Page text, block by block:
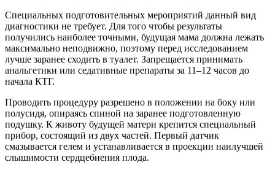
Специальных подготовительных мероприятий данный вид
диагностики не требует. Для того чтобы результаты
получились наиболее точными, будущая мама должна лежать
максимально неподвижно, поэтому перед исследованием
лучше заранее сходить в туалет. Запрещается принимать
анальгетики или седативные препараты за 11–12 часов до
начала КТГ.
Проводить процедуру разрешено в положении на боку или
полусидя, опираясь спиной на заранее подготовленную
подушку. К животу будущей матери крепится специальный
прибор, состоящий из двух частей. Первый датчик
смазывается гелем и устанавливается в проекции наилучшей
слышимости сердцебиения плода.